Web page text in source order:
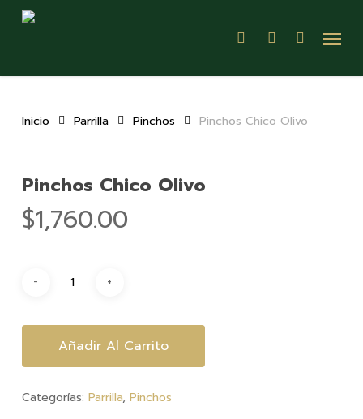
content
search account Menu
Inicio Parrilla Pinchos Pinchos Chico Olivo
Pinchos Chico Olivo
$1,760.00
Añadir Al Carrito
Categorías: Parrilla, Pinchos